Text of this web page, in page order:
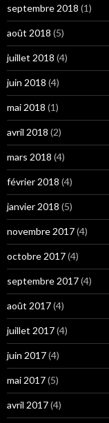
septembre 2018 (1)
août 2018 (5)
juillet 2018 (4)
juin 2018 (4)
mai 2018 (1)
avril 2018 (2)
mars 2018 (4)
février 2018 (4)
janvier 2018 (5)
novembre 2017(4)
octobre 2017(4)
septembre 2017(4)
août 2017(4)
juillet 2017(4)
juin 2017(4)
mai 2017(5)
avril 2017(4)